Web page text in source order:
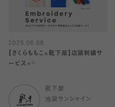
2025.06.08
【さくらももこ×靴下屋】店頭刺繍サ
ービス⭐️🪡
靴下屋
池袋サンシャイン